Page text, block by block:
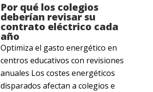
Por qué los colegios
deberían revisar su
contrato eléctrico cada
año
Optimiza el gasto energético en
centros educativos con revisiones
anuales Los costes energéticos
disparados afectan a colegios e